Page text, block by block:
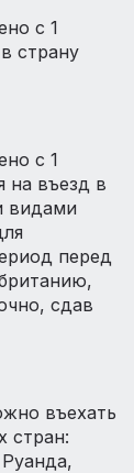
с 1
страну
с 1
на въезд в
видами
перед
сдав
въехать
стран: